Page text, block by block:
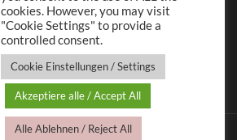
cookies. However, you may visit
"Cookie Settings" to provide a
controlled consent.
Cookie Einstellungen / Settings
Akzeptiere alle / Accept All
Alle Ablehnen / Reject All